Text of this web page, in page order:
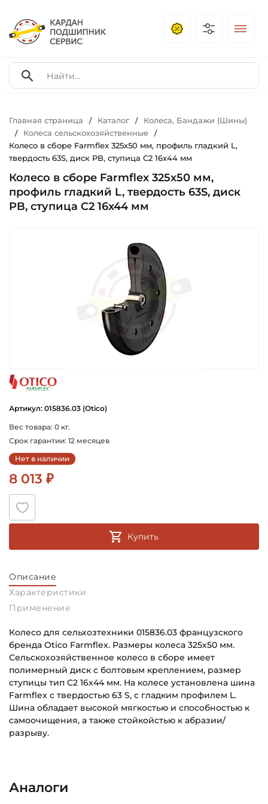
Главная страница / Каталог / Колеса, Бандажи (Шины)
/ Колеса сельскохозяйственные /
Колесо в сборе Farmflex 325х50 мм, профиль гладкий L,
твердость 63S, диск PB, ступица С2 16х44 мм
Колесо в сборе Farmflex 325х50 мм,
профиль гладкий L, твердость 63S, диск
PB, ступица С2 16х44 мм
Артикул: 015836.03 (Otico)
Вес товара: 0 кг.
Срок гарантии: 12 месяцев
Нет в наличии
8 013 ₽
Купить
Описание
Характеристики
Применение
Колесо для сельхозтехники 015836.03 французского
бренда Otico Farmflex. Размеры колеса 325х50 мм.
Сельскохозяйственное колесо в сборе имеет
полимерный диск с болтовым креплением, размер
ступицы тип C2 16х44 мм. На колесе установлена шина
Farmflex с твердостью 63 S, с гладким профилем L.
Шина обладает высокой мягкостью и способностью к
самоочищения, а также стойкойстью к абразии/
разрыву.
Ширина бандажа, мм:
Категория:
Аналоги